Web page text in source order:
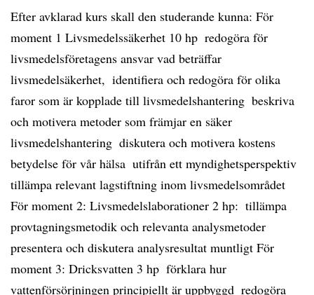
Efter avklarad kurs skall den studerande kunna: För
moment 1 Livsmedelssäkerhet 10 hp  redogöra för
livsmedelsföretagens ansvar vad beträffar
livsmedelsäkerhet,  identifiera och redogöra för olika
faror som är kopplade till livsmedelshantering  beskriva
och motivera metoder som främjar en säker
livsmedelshantering  diskutera och motivera kostens
betydelse för vår hälsa  utifrån ett myndighetsperspektiv
tillämpa relevant lagstiftning inom livsmedelsområdet
För moment 2: Livsmedelslaborationer 2 hp:  tillämpa
provtagningsmetodik och relevanta analysmetoder 
presentera och diskutera analysresultat muntligt För
moment 3: Dricksvatten 3 hp  förklara hur
vattenförsörjningen principiellt är uppbyggd  redogöra